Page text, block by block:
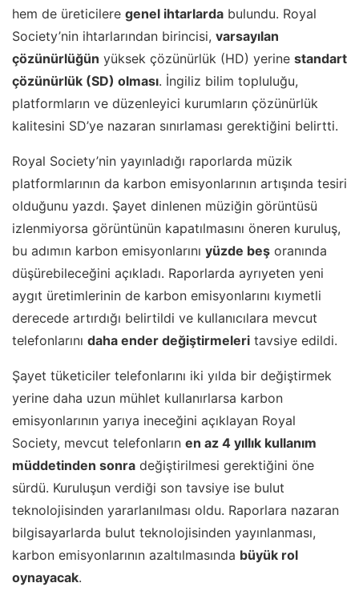
hem de üreticilere genel ihtarlarda bulundu. Royal
Society’nin ihtarlarından birincisi, varsayılan
çözünürlüğün yüksek çözünürlük (HD) yerine standart
çözünürlük (SD) olması. İngiliz bilim topluluğu,
platformların ve düzenleyici kurumların çözünürlük
kalitesini SD’ye nazaran sınırlaması gerektiğini belirtti.
Royal Society’nin yayınladığı raporlarda müzik
platformlarının da karbon emisyonlarının artışında tesiri
olduğunu yazdı. Şayet dinlenen müziğin görüntüsü
izlenmiyorsa görüntünün kapatılmasını öneren kuruluş,
bu adımın karbon emisyonlarını yüzde beş oranında
düşürebileceğini açıkladı. Raporlarda ayrıyeten yeni
aygıt üretimlerinin de karbon emisyonlarını kıymetli
derecede artırdığı belirtildi ve kullanıcılara mevcut
telefonlarını daha ender değiştirmeleri tavsiye edildi.
Şayet tüketiciler telefonlarını iki yılda bir değiştirmek
yerine daha uzun mühlet kullanırlarsa karbon
emisyonlarının yarıya ineceğini açıklayan Royal
Society, mevcut telefonların en az 4 yıllık kullanım
müddetinden sonra değiştirilmesi gerektiğini öne
sürdü. Kuruluşun verdiği son tavsiye ise bulut
teknolojisinden yararlanılması oldu. Raporlara nazaran
bilgisayarlarda bulut teknolojisinden yayınlanması,
karbon emisyonlarının azaltılmasında büyük rol
oynayacak.